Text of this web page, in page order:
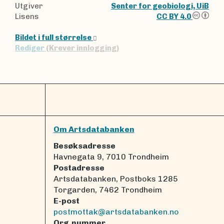
Utgiver
Senter for geobiologi, UiB
Lisens
CC BY 4.0
Bildet i full størrelse
Rediger (Krever innlogging)
Om Artsdatabanken
Besøksadresse
Havnegata 9, 7010 Trondheim
Postadresse
Artsdatabanken, Postboks 1285
Torgarden, 7462 Trondheim
E-post
postmottak@artsdatabanken.no